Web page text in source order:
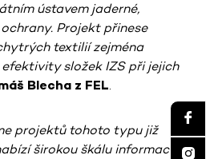
ústavem jaderné,
Projekt přinese
textilií zejména
složek IZS při jejich
Blecha z FEL.
projektů tohoto typu již
širokou škálu informací